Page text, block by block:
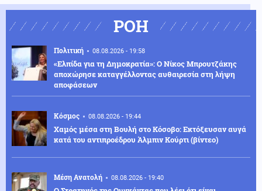
ΡΟΗ
Πολιτική 08.08.2026 - 19:58
«Ελπίδα για τη Δημοκρατία»: Ο Νίκος Μπρουτζάκης
αποχώρησε καταγγέλλοντας αυθαιρεσία στη λήψη
αποφάσεων
Κόσμος 08.08.2026 - 19:44
Χαμός μέσα στη Βουλή στο Κόσοβο: Εκτόξευσαν αυγά
κατά του αντιπροέδρου Άλμπιν Κούρτι (βίντεο)
Μέση Ανατολή 08.08.2026 - 19:40